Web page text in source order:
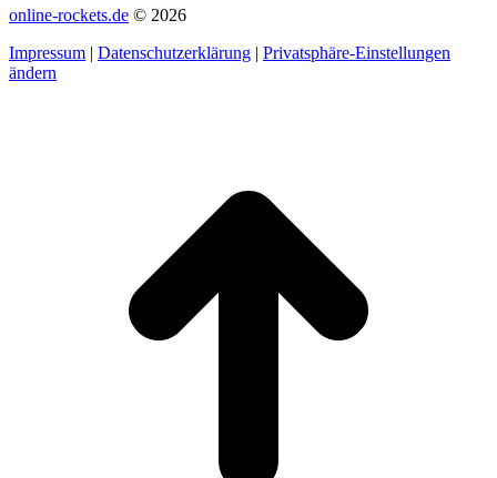
online-rockets.de © 2026
Impressum | Datenschutzerklärung | Privatsphäre-Einstellungen
ändern